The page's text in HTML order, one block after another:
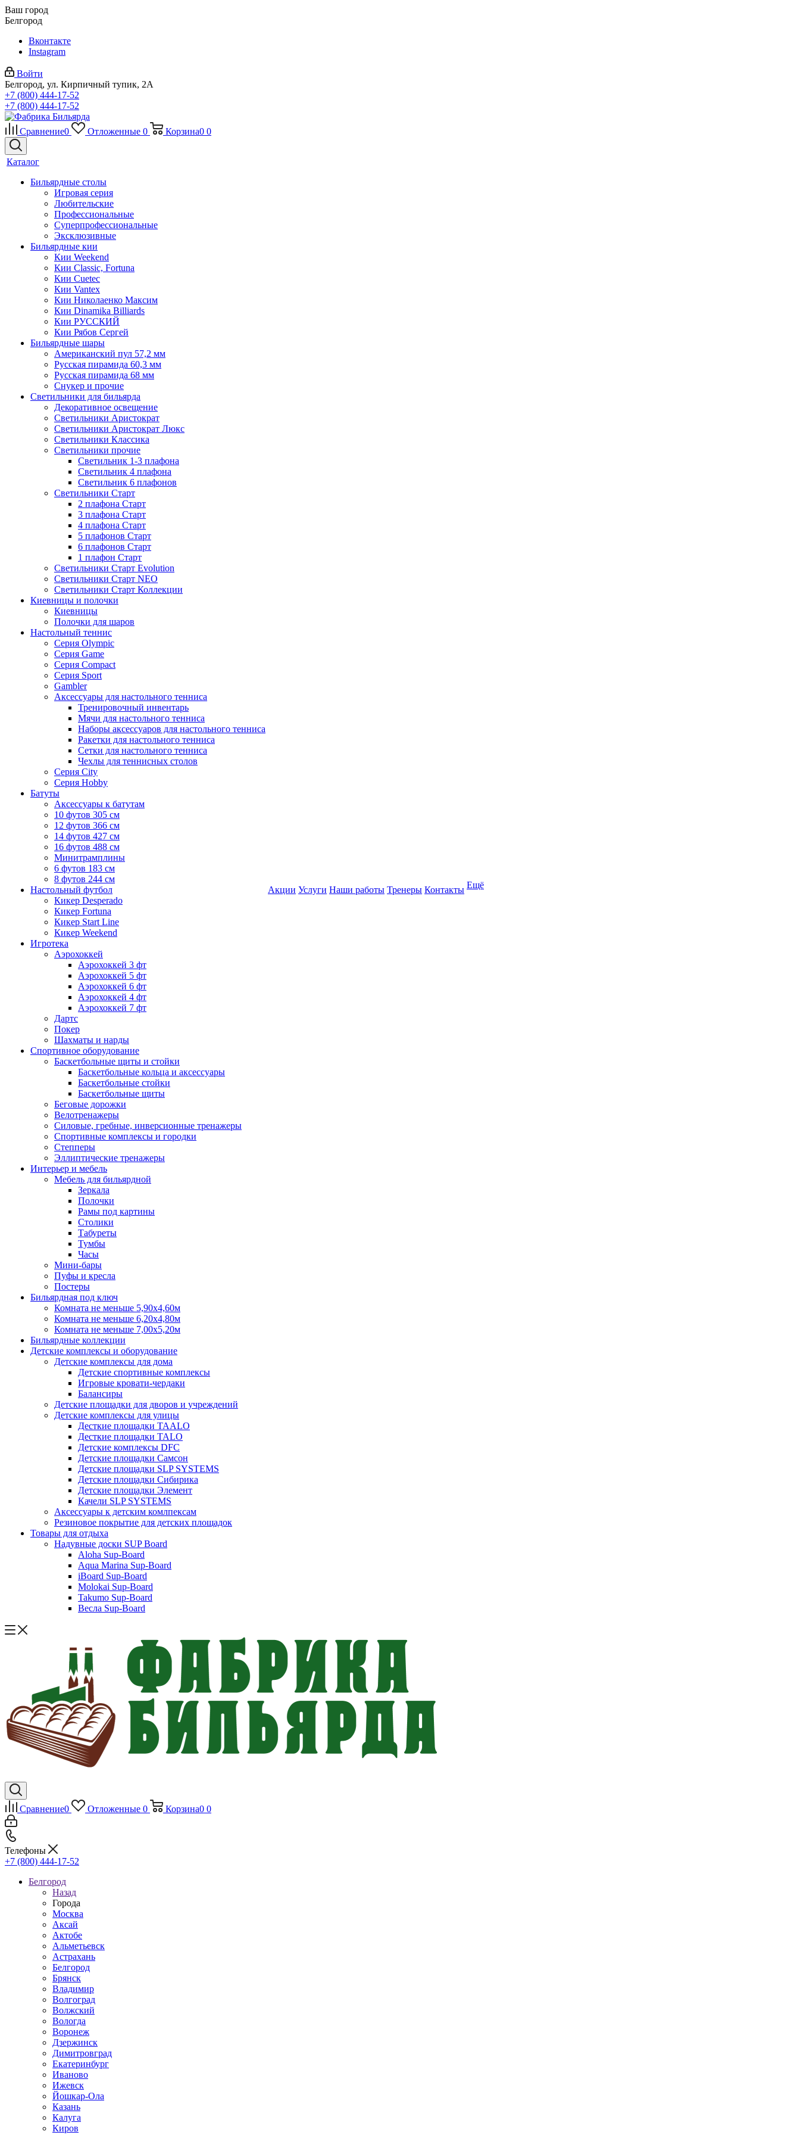
Ваш город
Белгород
Вконтакте
Instagram
Войти
Белгород, ул. Кирпичный тупик, 2А
+7 (800) 444-17-52
+7 (800) 444-17-52
Сравнение0 Отложенные 0 Корзина0 0
Каталог
Бильярдные столы
Игровая серия
Любительские
Профессиональные
Суперпрофессиональные
Эксклюзивные
Бильярдные кии
Кии Weekend
Кии Classic, Fortuna
Кии Cuetec
Кии Vantex
Кии Николаенко Максим
Кии Dinamika Billiards
Кии РУССКИЙ
Кии Рябов Сергей
Бильярдные шары
Американский пул 57,2 мм
Русская пирамида 60,3 мм
Русская пирамида 68 мм
Снукер и прочие
Светильники для бильярда
Декоративное освещение
Светильники Аристократ
Светильники Аристократ Люкс
Светильники Классика
Светильники прочие
Светильник 1-3 плафона
Светильник 4 плафона
Светильник 6 плафонов
Светильники Старт
2 плафона Старт
3 плафона Старт
4 плафона Старт
5 плафонов Старт
6 плафонов Старт
1 плафон Старт
Светильники Старт Evolution
Светильники Старт NEO
Светильники Старт Коллекции
Киевницы и полочки
Киевницы
Полочки для шаров
Настольный теннис
Серия Olympic
Серия Game
Серия Compact
Серия Sport
Gambler
Аксессуары для настольного тенниса
Тренировочный инвентарь
Мячи для настольного тенниса
Наборы аксессуаров для настольного тенниса
Ракетки для настольного тенниса
Сетки для настольного тенниса
Чехлы для теннисных столов
Серия City
Серия Hobby
Батуты
Аксессуары к батутам
10 футов 305 см
12 футов 366 см
14 футов 427 см
16 футов 488 см
Минитрамплины
6 футов 183 см
8 футов 244 см
Настольный футбол
Кикер Desperado
Кикер Fortuna
Кикер Start Line
Кикер Weekend
Игротека
Аэрохоккей
Аэрохоккей 3 фт
Аэрохоккей 5 фт
Аэрохоккей 6 фт
Аэрохоккей 4 фт
Аэрохоккей 7 фт
Дартс
Покер
Шахматы и нарды
Спортивное оборудование
Баскетбольные щиты и стойки
Баскетбольные кольца и аксессуары
Баскетбольные стойки
Баскетбольные щиты
Беговые дорожки
Велотренажеры
Силовые, гребные, инверсионные тренажеры
Спортивные комплексы и городки
Степперы
Эллиптические тренажеры
Интерьер и мебель
Мебель для бильярдной
Зеркала
Полочки
Рамы под картины
Столики
Табуреты
Тумбы
Часы
Мини-бары
Пуфы и кресла
Постеры
Бильярдная под ключ
Комната не меньше 5,90х4,60м
Комната не меньше 6,20х4,80м
Комната не меньше 7,00х5,20м
Бильярдные коллекции
Детские комплексы и оборудование
Детские комплексы для дома
Детские спортивные комплексы
Игровые кровати-чердаки
Балансиры
Детские площадки для дворов и учреждений
Детские комплексы для улицы
Десткие площадки TAALO
Десткие площадки TALO
Детские комплексы DFC
Детские площадки Самсон
Детские площадки SLP SYSTEMS
Детские площадки Сибирика
Детские площадки Элемент
Качели SLP SYSTEMS
Аксессуары к детским комлпексам
Резиновое покрытие для детских площадок
Товары для отдыха
Надувные доски SUP Board
Aloha Sup-Board
Aqua Marina Sup-Board
iBoard Sup-Board
Molokai Sup-Board
Takumo Sup-Board
Весла Sup-Board
Акции Услуги Наши работы Тренеры Контакты Ещё
Сравнение0 Отложенные 0 Корзина0 0
Телефоны
+7 (800) 444-17-52
Белгород
Назад
Города
Москва
Аксай
Актобе
Альметьевск
Астрахань
Белгород
Брянск
Владимир
Волгоград
Волжский
Вологда
Воронеж
Дзержинск
Димитровград
Екатеринбург
Иваново
Ижевск
Йошкар-Ола
Казань
Калуга
Киров